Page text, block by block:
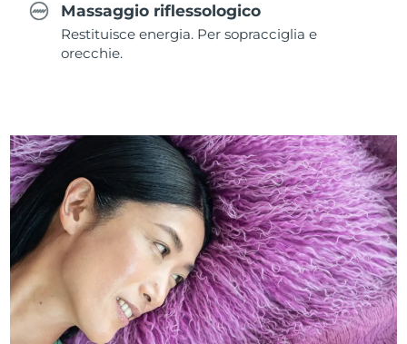
Massaggio riflessologico
Restituisce energia. Per sopracciglia e
orecchie.